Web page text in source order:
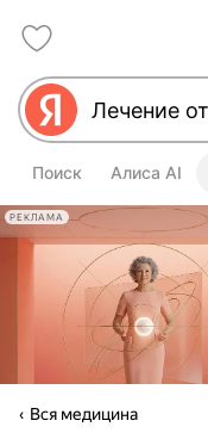
Поиск Алиса AI
РЕКЛАМА
Вся медицина